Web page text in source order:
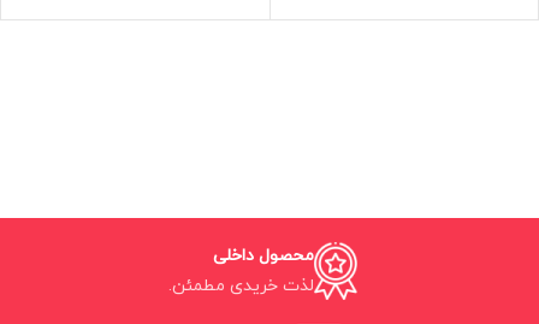
محصول داخلی
لذت خریدی مطمئن.